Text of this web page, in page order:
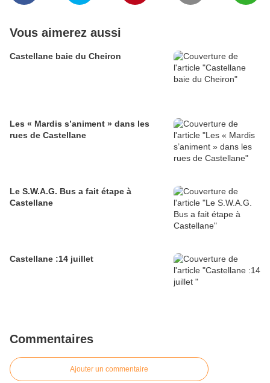
Vous aimerez aussi
Castellane baie du Cheiron
Les « Mardis s’animent » dans les
rues de Castellane
Le S.W.A.G. Bus a fait étape à
Castellane
Castellane :14 juillet
Commentaires
Ajouter un commentaire